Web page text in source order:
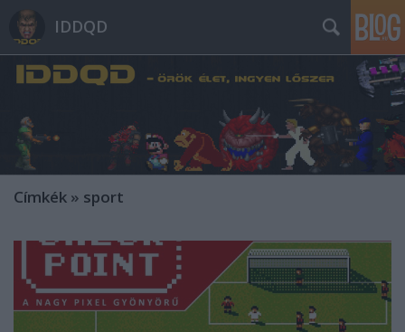
IDDQD
Címkék » sport